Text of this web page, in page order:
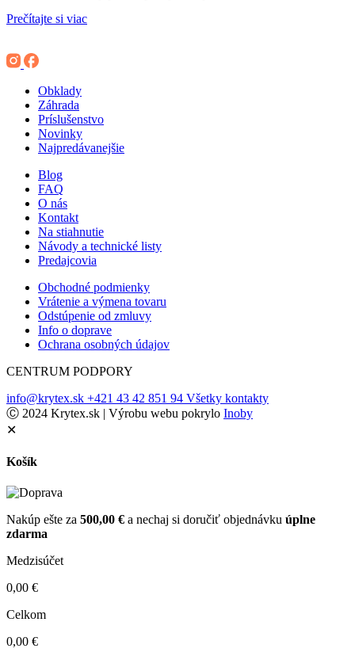
Prečítajte si viac
Obklady
Záhrada
Príslušenstvo
Novinky
Najpredávanejšie
Blog
FAQ
O nás
Kontakt
Na stiahnutie
Návody a technické listy
Predajcovia
Obchodné podmienky
Vrátenie a výmena tovaru
Odstúpenie od zmluvy
Info o doprave
Ochrana osobných údajov
CENTRUM PODPORY
info@krytex.sk +421 43 42 851 94 Všetky kontakty
Ⓒ 2024 Krytex.sk | Výrobu webu pokrylo Inoby
✕
Košík
Nakúp ešte za 500,00 € a nechaj si doručiť objednávku úplne
zdarma
Medzisúčet
0,00 €
Celkom
0,00 €